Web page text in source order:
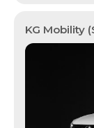
KG Mobility